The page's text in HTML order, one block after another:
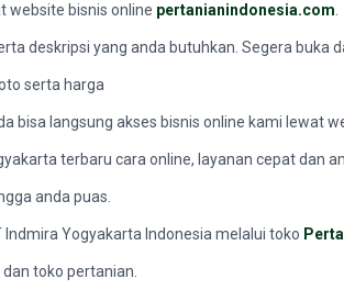
website bisnis online pertanianindonesia.com
deskripsi yang anda butuhkan. Segera buka
serta harga
bisa langsung akses bisnis online kami lewat
terbaru cara online, layanan cepat dan
anda puas.
Yogyakarta Indonesia melalui toko
toko pertanian.